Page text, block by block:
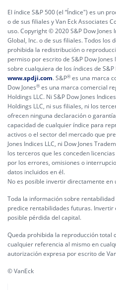
El índice S&P 500 (el “Índice") es un
o de sus filiales y Van Eck Associates
uso. Copyright © 2020 S&P Dow Jones
Global, Inc. o de sus filiales. Todos los
prohibida la redistribución o
permiso por escrito de S&P Dow
sobre cualquiera de los índices de S&P
www.spdji.com. S&P® es una marca
Dow Jones® es una marca comercial
Holdings LLC. Ni S&P Dow Jones
Holdings LLC, ni sus filiales, ni los
ofrecen ninguna declaración o
capacidad de cualquier índice para
activos o el sector del mercado que
Jones Indices LLC, ni Dow Jones
los terceros que les conceden
por los errores, omisiones o
datos incluidos en él.
No es posible invertir directamente en
Toda la información sobre
predice rentabilidades futuras. Invertir
posible pérdida del capital.
Queda prohibida la reproducción total
cualquier referencia al mismo en
autorización expresa por escrito de
© VanEck